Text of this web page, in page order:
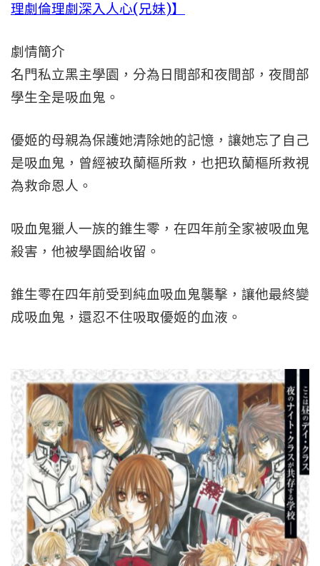
理劇倫理劇深入人心(兄妹)】
劇情簡介
名門私立黑主學園，分為日間部和夜間部，夜間部
學生全是吸血鬼。
優姬的母親為保護她清除她的記憶，讓她忘了自己
是吸血鬼，曾經被玖蘭樞所救，也把玖蘭樞所救視
為救命恩人。
吸血鬼獵人一族的錐生零，在四年前全家被吸血鬼
殺害，他被學園給收留。
錐生零在四年前受到純血吸血鬼襲擊，讓他最終變
成吸血鬼，還忍不住吸取優姬的血液。